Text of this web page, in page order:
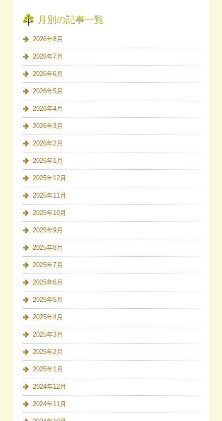
月別の記事一覧
2026年8月
2026年7月
2026年6月
2026年5月
2026年4月
2026年3月
2026年2月
2026年1月
2025年12月
2025年11月
2025年10月
2025年9月
2025年8月
2025年7月
2025年6月
2025年5月
2025年4月
2025年3月
2025年2月
2025年1月
2024年12月
2024年11月